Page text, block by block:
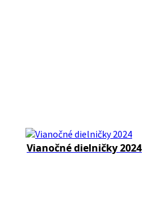
Vianočné dielničky 2024